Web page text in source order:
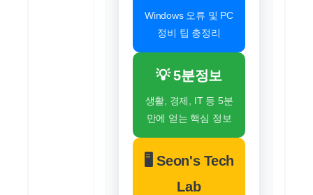
Windows 오류 및 PC
정비 팁 총정리
💡 5분정보
생활, 경제, IT 등 5분
만에 얻는 핵심 정보
🖥️ Seon's Tech
Lab